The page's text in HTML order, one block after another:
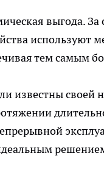
выгода. За
используют
тем самым
известны своей